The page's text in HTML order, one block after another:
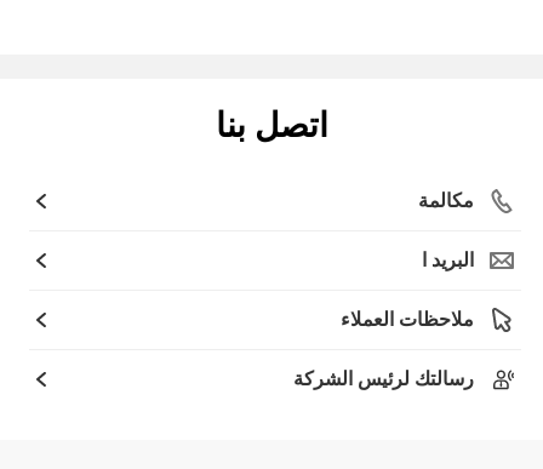
اتصل بنا
مكالمة
البريد ا
ملاحظات العملاء
رسالتك لرئيس الشركة